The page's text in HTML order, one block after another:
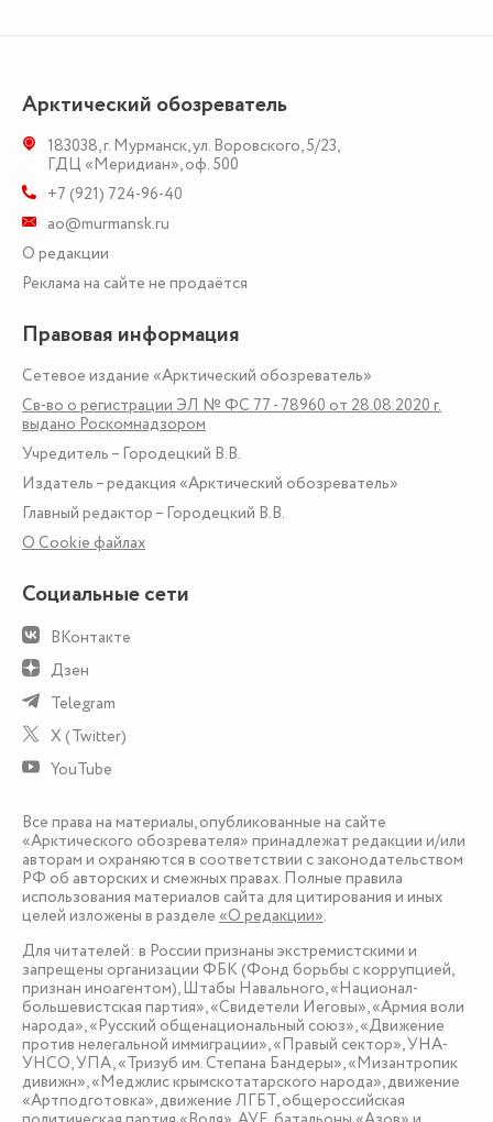
Арктический обозреватель
183038,г. Мурманск,ул. Воровского, 5/23,
ГДЦ «Меридиан», оф. 500
+7 (921) 724-96-40
ao@murmansk.ru
О редакции
Реклама на сайте не продаётся
Правовая информация
Сетевое издание «Арктический обозреватель»
Св-во о регистрации ЭЛ № ФС 77 - 78960 от 28.08.2020 г.
выдано Роскомнадзором
Учредитель – Городецкий В.В.
Издатель – редакция «Арктический обозреватель»
Главный редактор – Городецкий В.В.
О Сookie файлах
Социальные сети
ВКонтакте
Дзен
Telegram
X (Twitter)
YouTube
Все права на материалы, опубликованные на сайте
«Арктического обозревателя» принадлежат редакции и/или
авторам и охраняются в соответствии с законодательством
РФ об авторских и смежных правах. Полные правила
использования материалов сайта для цитирования и иных
целей изложены в разделе«О редакции».
Для читателей: в России признаны экстремистскими и
запрещены организации ФБК (Фонд борьбы с коррупцией,
признан иноагентом), Штабы Навального, «Национал-
большевистская партия», «Свидетели Иеговы», «Армия воли
народа», «Русский общенациональный союз», «Движение
против нелегальной иммиграции», «Правый сектор», УНА-
УНСО, УПА, «Тризуб им. Степана Бандеры», «Мизантропик
дивижн», «Меджлис крымскотатарского народа», движение
«Артподготовка», движение ЛГБТ, общероссийская